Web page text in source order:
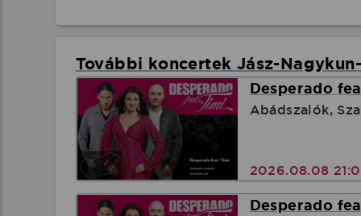
További koncertek Jász-
Desperado
Abádszalók,
2026.08.08
Desperado